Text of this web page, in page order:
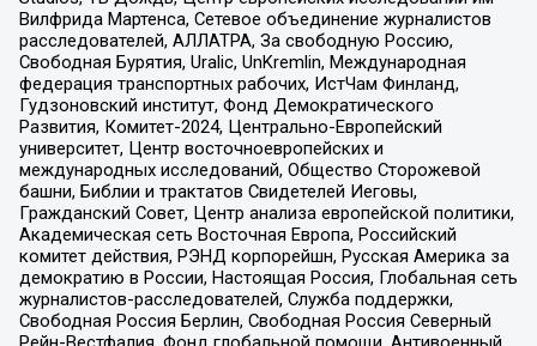
Вилфрида Мартенса, Сетевое объединение журналистов
расследователей, АЛЛАТРА, За свободную Россию,
Свободная Бурятия, Uralic, UnKremlin, Международная
федерация транспортных рабочих, ИстЧам Финланд,
Гудзоновский институт, Фонд Демократического
Развития, Комитет-2024, Центрально-Европейский
университет, Центр восточноевропейских и
международных исследований, Общество Сторожевой
башни, Библии и трактатов Свидетелей Иеговы,
Гражданский Совет, Центр анализа европейской политики,
Академическая сеть Восточная Европа, Российский
комитет действия, РЭНД корпорейшн, Русская Америка за
демократию в России, Настоящая Россия, Глобальная сеть
журналистов-расследователей, Служба поддержки,
Свободная Россия Берлин, Свободная Россия Северный